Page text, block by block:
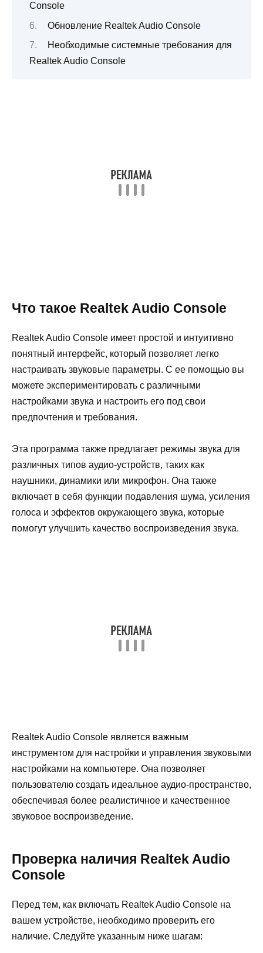
Console
Обновление Realtek Audio Console
Необходимые системные требования для
Realtek Audio Console
Что такое Realtek Audio Console
Realtek Audio Console имеет простой и интуитивно
понятный интерфейс, который позволяет легко
настраивать звуковые параметры. С ее помощью вы
можете экспериментировать с различными
настройками звука и настроить его под свои
предпочтения и требования.
Эта программа также предлагает режимы звука для
различных типов аудио-устройств, таких как
наушники, динамики или микрофон. Она также
включает в себя функции подавления шума, усиления
голоса и эффектов окружающего звука, которые
помогут улучшить качество воспроизведения звука.
Realtek Audio Console является важным
инструментом для настройки и управления звуковыми
настройками на компьютере. Она позволяет
пользователю создать идеальное аудио-пространство,
обеспечивая более реалистичное и качественное
звуковое воспроизведение.
Проверка наличия Realtek Audio
Console
Перед тем, как включать Realtek Audio Console на
вашем устройстве, необходимо проверить его
наличие. Следуйте указанным ниже шагам: